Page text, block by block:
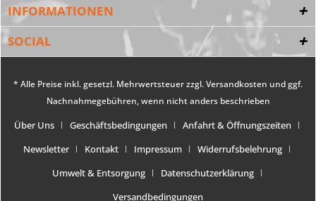
INFORMATIONEN
SOCIAL
* Alle Preise inkl. gesetzl. Mehrwertsteuer zzgl.Versandkosten und ggf.
Nachnahmegebühren, wenn nicht anders beschrieben
Über Uns Geschäftsbedingungen
Anfahrt & Öffnungszeiten
Newsletter
Kontakt Impressum
Widerrufsbelehrung
Umwelt & Entsorgung
Datenschutzerklärung
Versandbedingungen